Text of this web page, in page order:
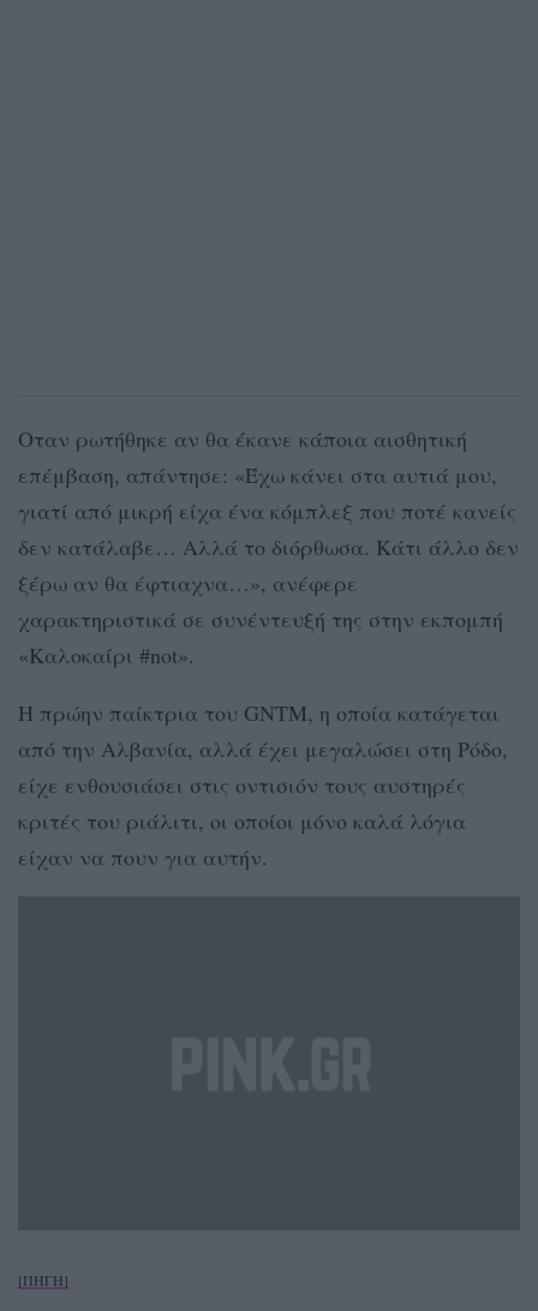
Οταν ρωτήθηκε αν θα έκανε κάποια αισθητική
επέμβαση, απάντησε: «Έχω κάνει στα αυτιά μου,
γιατί από μικρή είχα ένα κόμπλεξ που ποτέ κανείς
δεν κατάλαβε… Αλλά το διόρθωσα. Κάτι άλλο δεν
ξέρω αν θα έφτιαχνα…», ανέφερε
χαρακτηριστικά σε συνέντευξή της στην εκπομπή
«Καλοκαίρι #not».
Η πρώην παίκτρια του GNTM, η οποία κατάγεται
από την Αλβανία, αλλά έχει μεγαλώσει στη Ρόδο,
είχε ενθουσιάσει στις οντισιόν τους αυστηρές
κριτές του ριάλιτι, οι οποίοι μόνο καλά λόγια
είχαν να πουν για αυτήν.
[ΠΗΓΗ]